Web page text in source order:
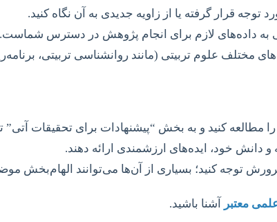
قرار گرفته یا از زاویه جدیدی به آن نگاه کنید.
به داده‌های لازم برای انجام پژوهش در دسترس شماست.
مختلف علوم تربیتی (مانند روانشناسی تربیتی،
را مطالعه کنید و به بخش “پیشنهادات برای تحقیقات آتی”
و دانش خود، ایده‌های ارزشمندی ارائه دهند.
توجه کنید؛ بسیاری از آن‌ها می‌توانند الهام‌بخش
معتبر آشنا باشید.